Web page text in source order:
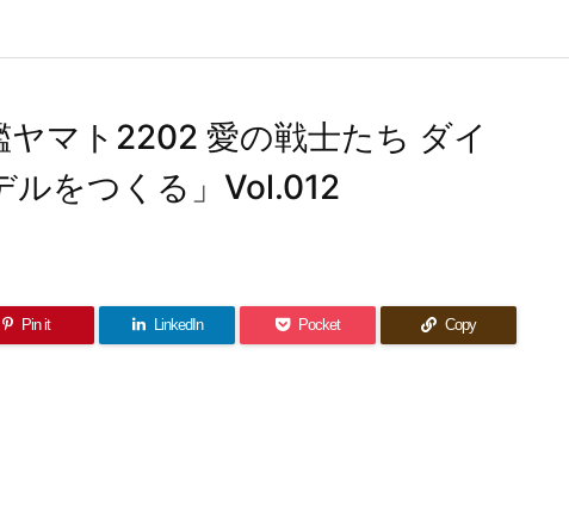
マト2202 愛の戦士たち ダイ
ルをつくる」Vol.012
Pin it LinkedIn Pocket Copy